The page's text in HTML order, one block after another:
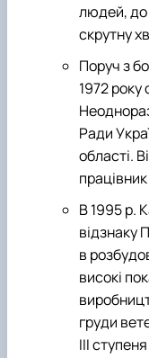
людей, до
скрутну
Поруч з
1972 року
Ради
області.
В 1995 р.
відзнаку
в
високі
груди
III ступеня